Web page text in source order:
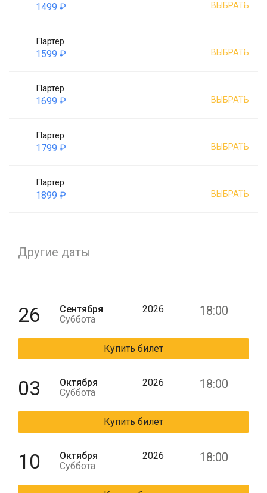
1499 ₽ ВЫБРАТЬ
Партер
1599 ₽ ВЫБРАТЬ
Партер
1699 ₽ ВЫБРАТЬ
Партер
1799 ₽ ВЫБРАТЬ
Партер
1899 ₽ ВЫБРАТЬ
Другие даты
26
Сентября
Суббота
2026 18:00
Купить билет
03
Октября
Суббота
2026 18:00
Купить билет
10
Октября
Суббота
2026 18:00